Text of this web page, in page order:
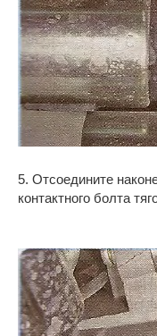
5. Отсоедините
контактного болта